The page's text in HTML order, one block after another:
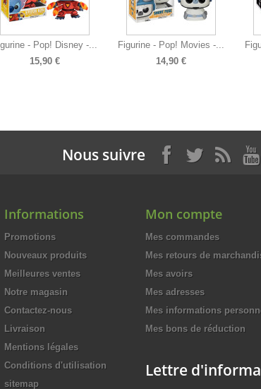
- Pop! Disney -...
15,90 €
Figurine - Pop! Movies -...
14,90 €
Nous suivre
Informations
Promotions
Nouveaux produits
Meilleures ventes
Notre magasin
Contactez-nous
Livraison
Mentions légales
Conditions d'utilisation
sitemap
Mon compte
Mes commandes
Mes retours de
Mes avoirs
Mes adresses
Mes informations
Mes bons de réduction
Lettre